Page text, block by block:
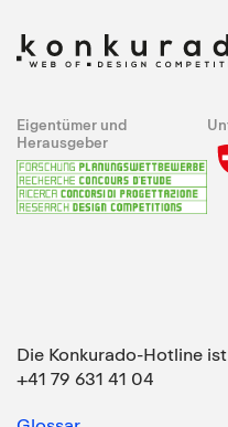
Eigentümer und
Herausgeber
Die Konkurado-Hotline
+41 79 631 41 04